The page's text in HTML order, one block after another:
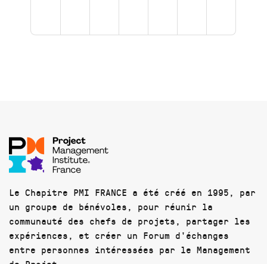
Le Chapitre PMI FRANCE a été créé en 1995, par
un groupe de bénévoles, pour réunir la
communauté des chefs de projets, partager les
expériences, et créer un Forum d'échanges
entre personnes intéressées par le Management